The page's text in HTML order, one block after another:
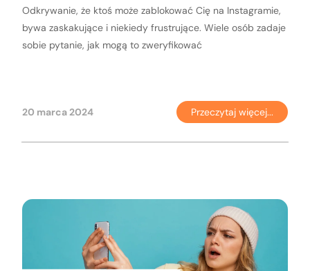
Odkrywanie, że ktoś może zablokować Cię na Instagramie,
bywa zaskakujące i niekiedy frustrujące. Wiele osób zadaje
sobie pytanie, jak mogą to zweryfikować
20 marca 2024 Przeczytaj więcej...